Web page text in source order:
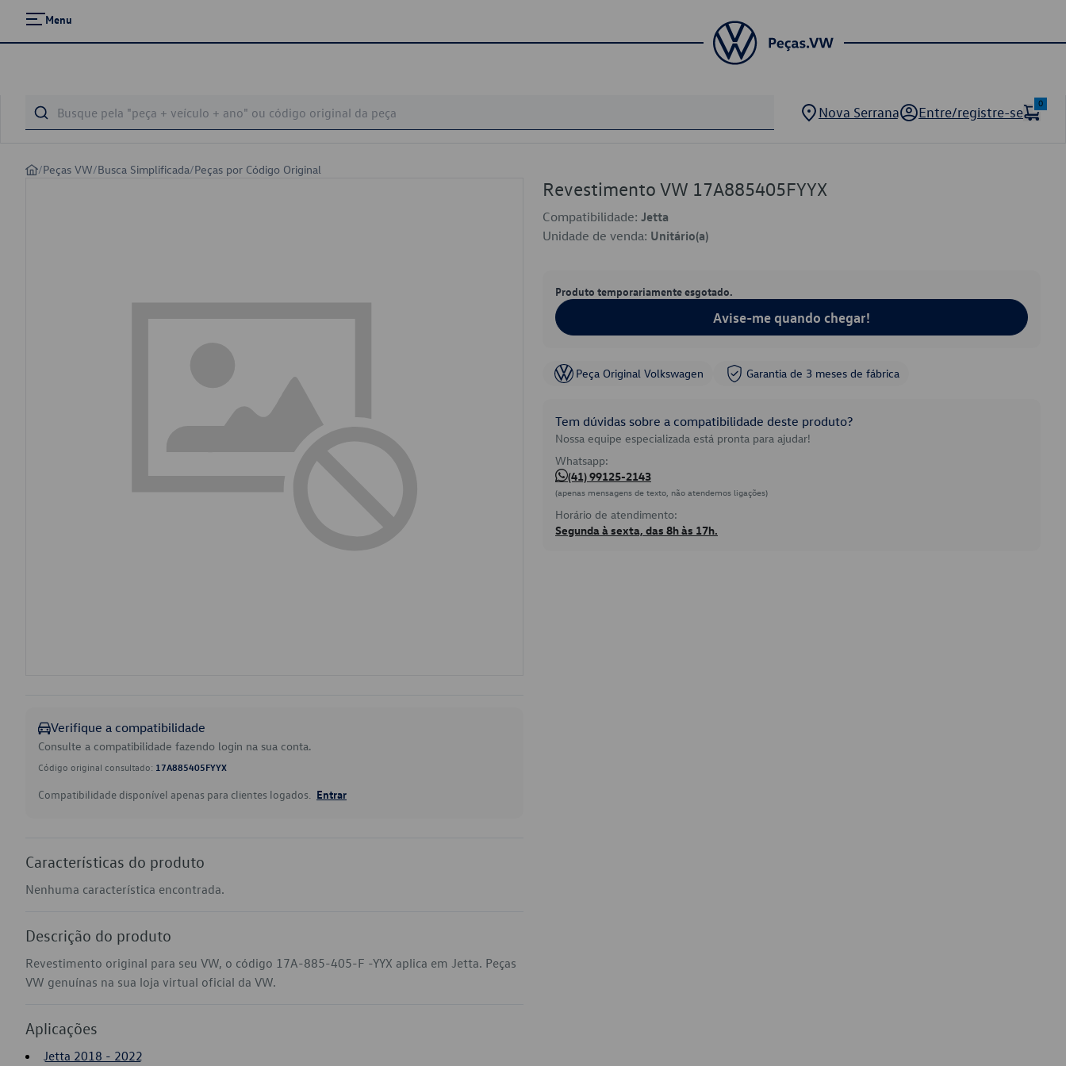
Menu
Nova Serrana Entre/registre-se
0
/Peças VW/Busca Simplificada/Peças por Código Original
Verifique a compatibilidade
Consulte a compatibilidade fazendo login na sua conta.
Código original consultado: 17A885405FYYX
Compatibilidade disponível apenas para clientes logados. Entrar
Características do produto
Nenhuma característica encontrada.
Descrição do produto
Revestimento original para seu VW, o código 17A-885-405-F -YYX aplica em Jetta. Peças
VW genuínas na sua loja virtual oficial da VW.
Aplicações
Jetta 2018 - 2022
Revestimento VW 17A885405FYYX
Compatibilidade: Jetta
Unidade de venda: Unitário(a)
Produto temporariamente esgotado.
Avise-me quando chegar!
Peça Original Volkswagen Garantia de 3 meses de fábrica
Tem dúvidas sobre a compatibilidade deste produto?
Nossa equipe especializada está pronta para ajudar!
Whatsapp:
(41) 99125-2143
(apenas mensagens de texto, não atendemos ligações)
Horário de atendimento:
Segunda à sexta, das 8h às 17h.